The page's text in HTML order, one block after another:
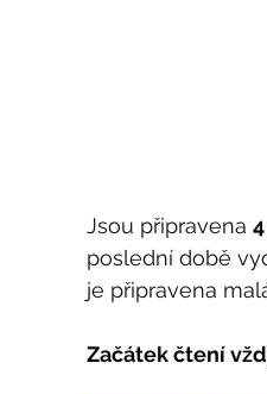
Jsou připravena
poslední době
je připravena
Začátek čtení